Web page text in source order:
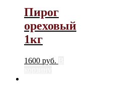
Пирог
ореховый
1кг
1600 руб.